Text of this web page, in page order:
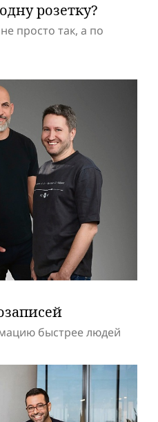
розетку?
просто так, а по
быстрее людей